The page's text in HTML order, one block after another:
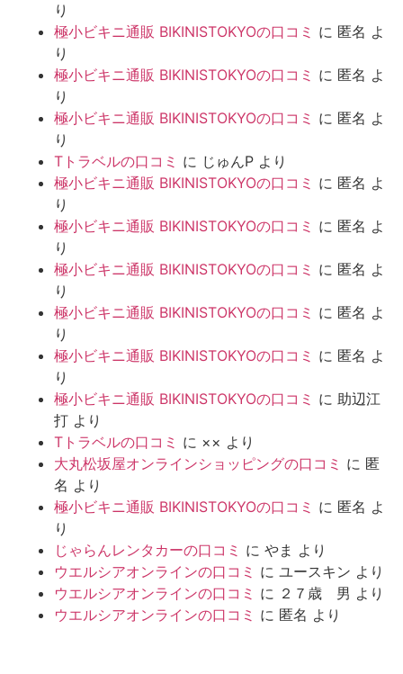
り
極小ビキニ通販 BIKINISTOKYOの口コミ に 匿名 よ
り
極小ビキニ通販 BIKINISTOKYOの口コミ に 匿名 よ
り
極小ビキニ通販 BIKINISTOKYOの口コミ に 匿名 よ
り
Tトラベルの口コミ に じゅんP より
極小ビキニ通販 BIKINISTOKYOの口コミ に 匿名 よ
り
極小ビキニ通販 BIKINISTOKYOの口コミ に 匿名 よ
り
極小ビキニ通販 BIKINISTOKYOの口コミ に 匿名 よ
り
極小ビキニ通販 BIKINISTOKYOの口コミ に 匿名 よ
り
極小ビキニ通販 BIKINISTOKYOの口コミ に 匿名 よ
り
極小ビキニ通販 BIKINISTOKYOの口コミ に 助辺江
打 より
Tトラベルの口コミ に ×× より
大丸松坂屋オンラインショッピングの口コミ に 匿
名 より
極小ビキニ通販 BIKINISTOKYOの口コミ に 匿名 よ
り
じゃらんレンタカーの口コミ に やま より
ウエルシアオンラインの口コミ に ユースキン より
ウエルシアオンラインの口コミ に ２７歳 男 より
ウエルシアオンラインの口コミ に 匿名 より